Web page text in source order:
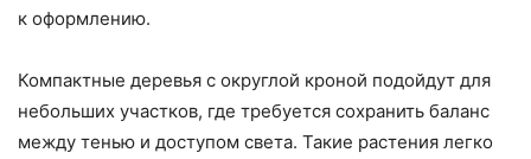
к оформлению.
Компактные деревья с округлой кроной подойдут для
небольших участков, где требуется сохранить баланс
между тенью и доступом света. Такие растения легко